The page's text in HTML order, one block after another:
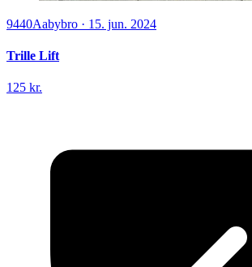
9440Aabybro · 15. jun. 2024
Trille Lift
125 kr.